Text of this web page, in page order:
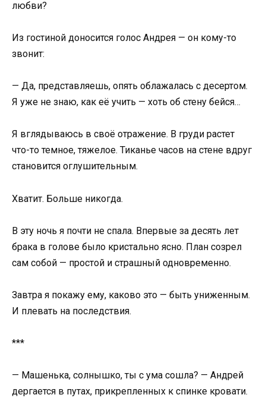
любви?
Из гостиной доносится голос Андрея — он кому-то
звонит:
— Да, представляешь, опять облажалась с десертом.
Я уже не знаю, как её учить — хоть об стену бейся…
Я вглядываюсь в своё отражение. В груди растет
что-то темное, тяжелое. Тиканье часов на стене вдруг
становится оглушительным.
Хватит. Больше никогда.
В эту ночь я почти не спала. Впервые за десять лет
брака в голове было кристально ясно. План созрел
сам собой — простой и страшный одновременно.
Завтра я покажу ему, каково это — быть униженным.
И плевать на последствия.
***
— Машенька, солнышко, ты с ума сошла? — Андрей
дергается в путах, прикрепленных к спинке кровати.